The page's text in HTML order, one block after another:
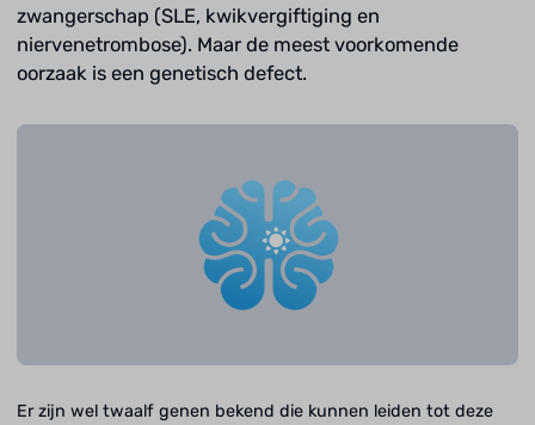
zwangerschap (SLE, kwikvergiftiging en
niervenetrombose). Maar de meest voorkomende
oorzaak is een genetisch defect.
Er zijn wel twaalf genen bekend die kunnen leiden tot deze